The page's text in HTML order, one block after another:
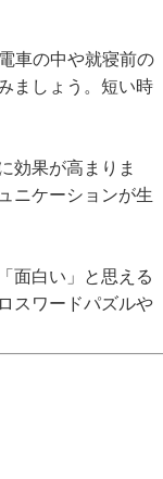
車の中や就寝前の
ましょう。短い時
効果が高まりま
ニケーションが生
面白い」と思える
スワードパズルや